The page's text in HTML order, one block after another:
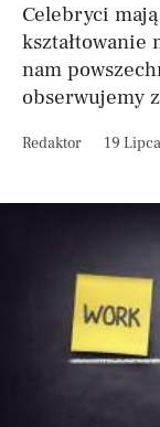
Celebryci
kształtowanie
nam
obserwujemy
Redaktor 19